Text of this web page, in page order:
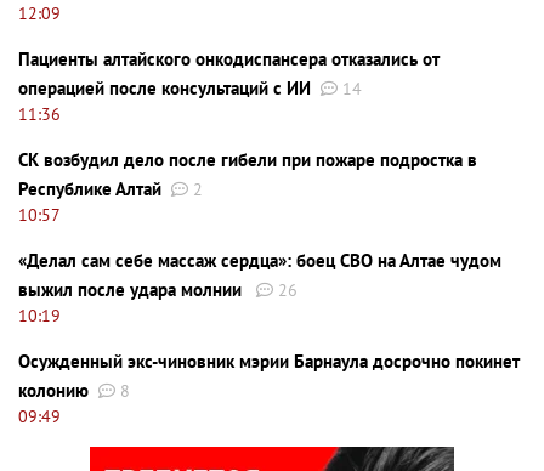
12:09
Пациенты алтайского онкодиспансера отказались от
операцией после консультаций с ИИ
14
11:36
СК возбудил дело после гибели при пожаре подростка в
Республике Алтай
2
10:57
«Делал сам себе массаж сердца»: боец СВО на Алтае чудом
выжил после удара молнии
26
10:19
Осужденный экс-чиновник мэрии Барнаула досрочно покинет
колонию
8
09:49